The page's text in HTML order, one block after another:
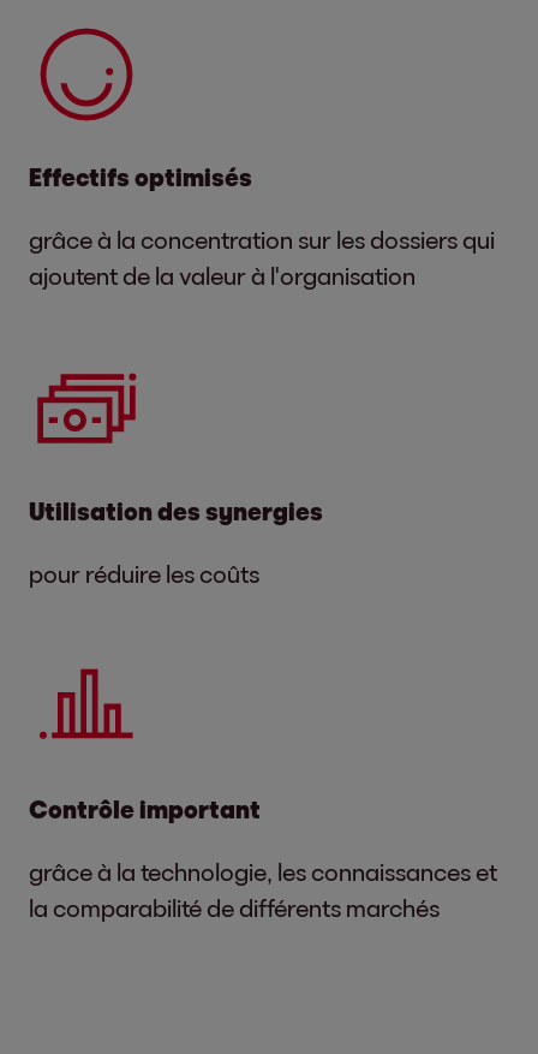
Effectifs optimisés
grâce à la concentration sur les dossiers qui
ajoutent de la valeur à l'organisation
Utilisation des synergies
pour réduire les coûts
Contrôle important
grâce à la technologie, les connaissances et
la comparabilité de différents marchés